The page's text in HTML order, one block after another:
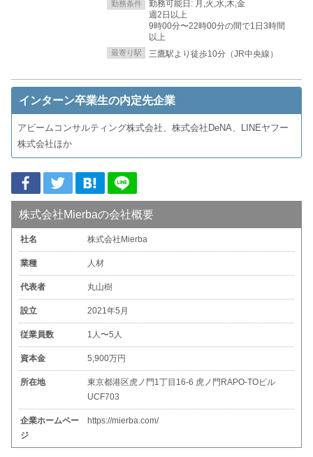
勤務条件
勤務可能日: 月,火,水,木,金
週2日以上
9時00分〜22時00分の間で1日3時間
以上
最寄り駅 三鷹駅より徒歩10分（JR中央線）
インターン卒業生の内定先企業
アビームコンサルティング株式会社、株式会社DeNA、LINEヤフー
株式会社ほか
株式会社Mierbaの会社概要
社名 株式会社Mierba
業種 人材
代表者 丸山樹
設立 2021年5月
従業員数 1人〜5人
資本金 5,900万円
所在地
東京都港区虎ノ門1丁目16-6 虎ノ門RAPO-TOビル
UCF703
企業ホームペー
ジ
https://mierba.com/